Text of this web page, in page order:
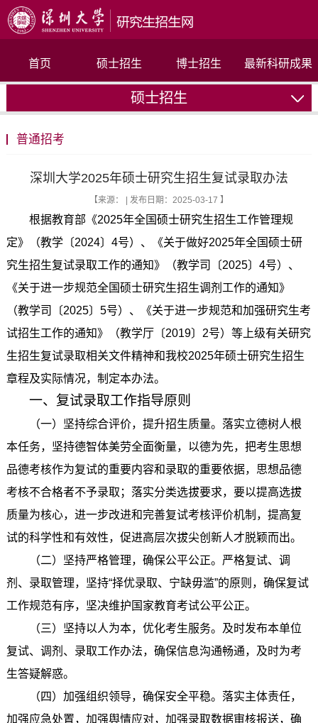
首页 硕士招生 博士招生 最新科研成果
硕士招生
普通招考
深圳大学2025年硕士研究生招生复试录取办法
【来源： | 发布日期：2025-03-17 】
根据教育部《2025年全国硕士研究生招生工作管理规
定》（教学〔2024〕4号）、《关于做好2025年全国硕士研
究生招生复试录取工作的通知》（教学司〔2025〕4号）、
《关于进一步规范全国硕士研究生招生调剂工作的通知》
（教学司〔2025〕5号）、《关于进一步规范和加强研究生考
试招生工作的通知》（教学厅〔2019〕2号）等上级有关研究
生招生复试录取相关文件精神和我校2025年硕士研究生招生
章程及实际情况，制定本办法。
一、复试录取工作指导原则
（一）坚持综合评价，提升招生质量。落实立德树人根
本任务，坚持德智体美劳全面衡量，以德为先，把考生思想
品德考核作为复试的重要内容和录取的重要依据，思想品德
考核不合格者不予录取；落实分类选拔要求，要以提高选拔
质量为核心，进一步改进和完善复试考核评价机制，提高复
试的科学性和有效性，促进高层次拔尖创新人才脱颖而出。
（二）坚持严格管理，确保公平公正。严格复试、调
剂、录取管理，坚持“择优录取、宁缺毋滥”的原则，确保复试
工作规范有序，坚决维护国家教育考试公平公正。
（三）坚持以人为本，优化考生服务。及时发布本单位
复试、调剂、录取工作办法，确保信息沟通畅通，及时为考
生答疑解惑。
（四）加强组织领导，确保安全平稳。落实主体责任，
加强应急处置，加强舆情应对，加强录取数据审核报送，确